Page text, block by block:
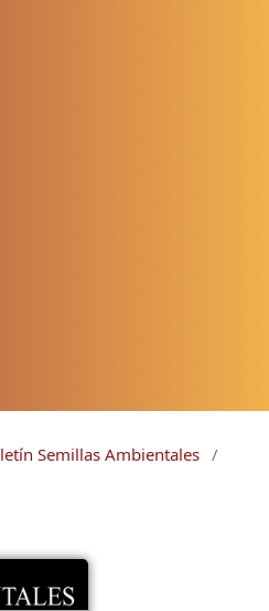
Semillas Ambientales /